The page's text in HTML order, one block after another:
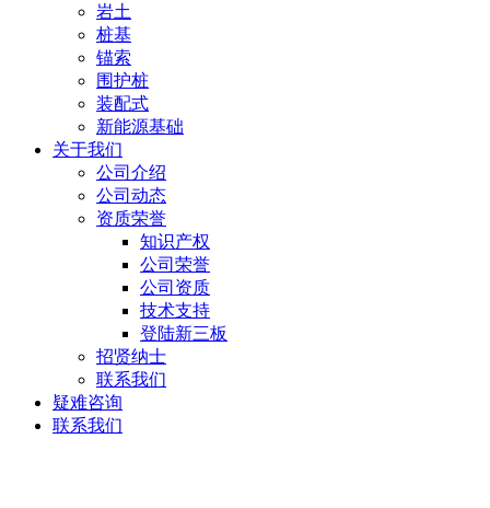
岩土
桩基
锚索
围护桩
装配式
新能源基础
关于我们
公司介绍
公司动态
资质荣誉
知识产权
公司荣誉
公司资质
技术支持
登陆新三板
招贤纳士
联系我们
疑难咨询
联系我们